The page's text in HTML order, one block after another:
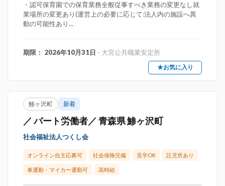
・認可保育園での保育業務全般従事すべき業務の変更なし就
業場所の変更あり(運営上の必要に応じて:法人内の施設へ異
動の可能性あり...
期限： 2026年10月31日 - 大宮公共職業安定所
★お気に入り
鯵ヶ沢町 新着
／ パート労働者／ 青森県 鯵ヶ沢町
社会福祉法人つくし会
オンライン自主応募可 社会保険完備 見学OK 託児所あり
車通勤・マイカー通勤可 高時給